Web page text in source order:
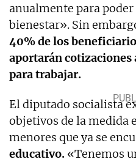
anualmente para
bienestar». Sin
40% de los
aportarán cotizaciones
para trabajar.
El diputado socialista
objetivos de la medida
menores que ya se
educativo. «Tenemos